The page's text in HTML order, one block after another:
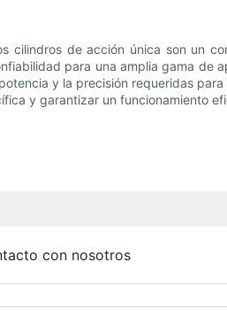
cilindros de acción única son un
para una amplia gama de
y la precisión requeridas
y garantizar un funcionamiento
con nosotros